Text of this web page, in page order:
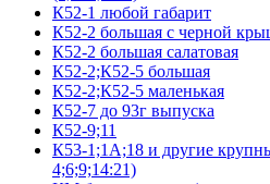
К52-1 любой габарит
К52-2 большая с черной
К52-2 большая салатовая
К52-2;К52-5 большая
К52-2;К52-5 маленькая
К52-7 до 93г выпуска
К52-9;11
К53-1;1А;18 и другие
4;6;9;14:21)